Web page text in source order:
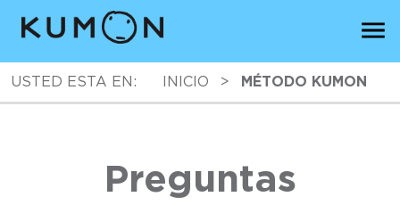
USTED ESTA EN: INICIO > MÉTODO KUMON
Preguntas